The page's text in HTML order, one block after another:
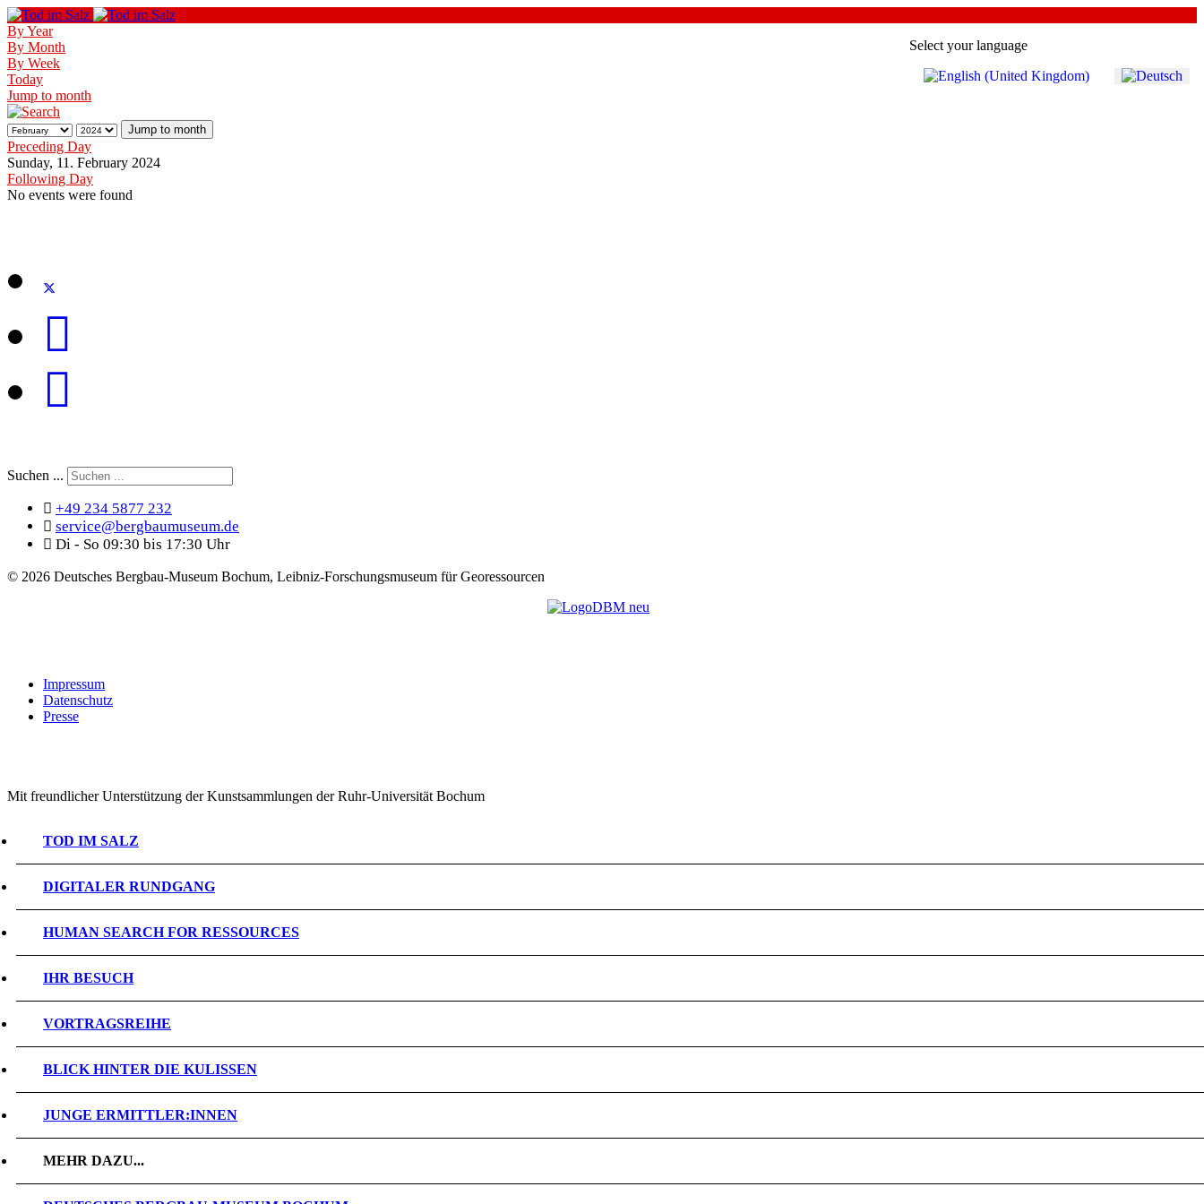
Select your language
By Year
By Month
By Week
Today
Jump to month
Jump to month
Preceding Day
Sunday, 11. February 2024
Following Day
No events were found
Suchen ...
+49 234 5877 232
service@bergbaumuseum.de
Di - So 09:30 bis 17:30 Uhr
© 2026 Deutsches Bergbau-Museum Bochum, Leibniz-Forschungsmuseum für Georessourcen
Impressum
Datenschutz
Presse
Mit freundlicher Unterstützung der Kunstsammlungen der Ruhr-Universität Bochum
TOD IM SALZ
DIGITALER RUNDGANG
HUMAN SEARCH FOR RESSOURCES
IHR BESUCH
VORTRAGSREIHE
BLICK HINTER DIE KULISSEN
JUNGE ERMITTLER:INNEN
MEHR DAZU...